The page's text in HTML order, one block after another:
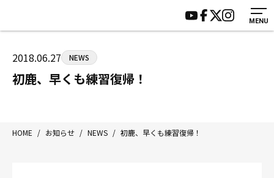
MENU
HOME
ジムについて
トレーニング
入会案内
施設紹介
サポーター募集
2018.06.27 NEWS
初鹿、早くも練習復帰！
HOME / お知らせ / NEWS / 初鹿、早くも練習復帰！